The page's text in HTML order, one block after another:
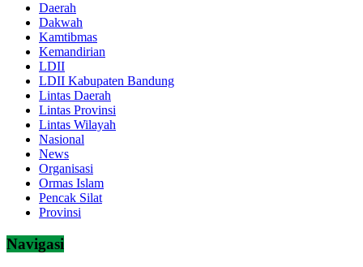
Daerah
Dakwah
Kamtibmas
Kemandirian
LDII
LDII Kabupaten Bandung
Lintas Daerah
Lintas Provinsi
Lintas Wilayah
Nasional
News
Organisasi
Ormas Islam
Pencak Silat
Provinsi
Navigasi